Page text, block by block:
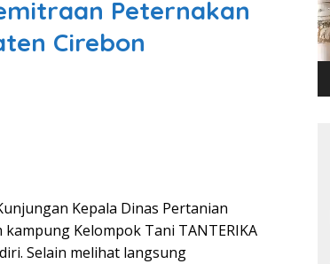
Peternakan
Cirebon
Kepala Dinas Pertanian
Kelompok Tani TANTERIKA
Selain melihat langsung